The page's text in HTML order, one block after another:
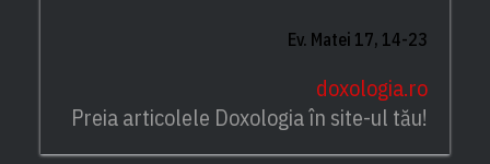
Ev. Matei 17, 14-23
doxologia.ro
Preia articolele Doxologia în site-ul tău!